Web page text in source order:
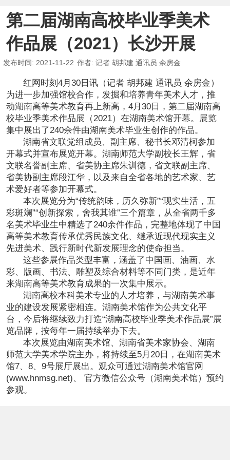
第二届湖南高校毕业季美术
作品展（2021）长沙开展
发布时间: 2021-11-22 作者: 记者 胡邦建 通讯员 余房金
红网时刻4月30日讯（记者 胡邦建 通讯员 余房金）
为进一步加强馆校合作，发掘和培养青年美术人才，推
动湖南高等美术教育再上新高，4月30日，第二届湖南高
校毕业季美术作品展（2021）在湖南美术馆开幕。展览
集中展出了240余件由湖南美术毕业生创作的作品。
湖南省文联党组成员、副主席、秘书长邓清柯参加
开幕式并宣布展览开幕。湖南师范大学副校长王辉，省
文联名誉副主席、省美协主席朱训德，省文联副主席、
省美协副主席段江华，以及来自全省各地的艺术家、艺
术爱好者等参加开幕式。
本次展览分为“传统韵味，历久弥新”“现实生活，五
彩斑斓”“创新探索，舍我其谁”三个篇章，从全省两千多
名美术毕业生中精选了240余件作品，完整地体现了中国
高等美术教育传承优秀民族文化、继承近现代现实主义
先进美术、践行新时代新发展理念的使命担当。
这些参展作品类型丰富，涵盖了中国画、油画、水
彩、版画、书法、雕塑及综合材料等不同门类，是近年
来湖南高等美术教育成果的一次集中展示。
湖南高校本科美术专业的人才培养，与湖南美术事
业的建设发展紧密相连。湖南美术馆作为公共文化平
台，今后将继续致力打造“湖南高校毕业季美术作品展”展
览品牌，按每年一届持续举办下去。
本次展览由湖南美术馆、湖南省美术家协会、湖南
师范大学美术学院主办，将持续至5月20日，在湖南美术
馆7、8、9号展厅展出。观众可通过湖南美术馆官网
(www.hnmsg.net)、 官方微信公众号（湖南美术馆）预约
参观。